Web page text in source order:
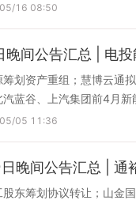
16 08:50
晚间公告汇总 | 电
筹划资产重组；慧博云通
汽蓝谷、上汽集团前4月
05 11:36
晚间公告汇总 | 通
股东筹划协议转让；山金